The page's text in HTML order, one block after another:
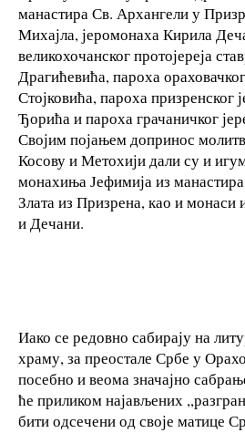
манастира Св. Архангели у
Михајла, јеромонаха Кирила
великохочанског протојереја
Драгићевића, пароха
Стојковића, пароха призренског
Ђорића и пароха грачаничког
Својим појањем допринос
Косову и Метохији дали су и
монахиња Јефимија из
Злата из Призрена, као и монаси
и Дечани.
Иако се редовно сабирају на
храму, за преостале Србе у
посебно и веома значајно
ће приликом најављених
бити одсечени од своје матице